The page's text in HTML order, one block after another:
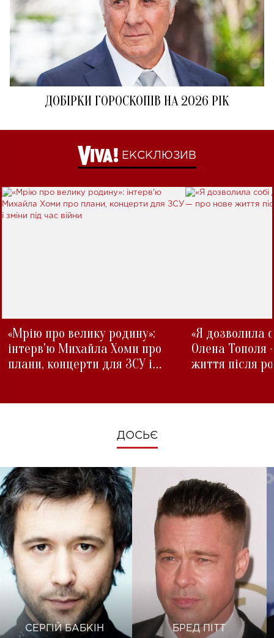
ДОБІРКИ ГОРОСКОПІВ НА 2026 РІК
ЕКСКЛЮЗИВ
«Мрію про велику родину»:
інтерв'ю Михайла Хоми про
плани, концерти для ЗСУ і
«Я дозволила
Олена Тополя
життя після
ДОСЬЄ
СЕРГІЙ БАБКІН БРЕД ПІТТ